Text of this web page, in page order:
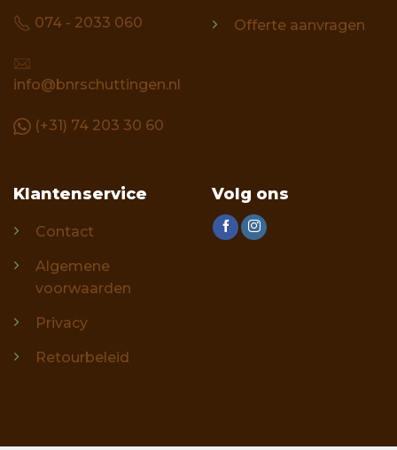
074 - 2033 060
info@bnrschuttingen.nl
(+31) 74 203 30 60
Offerte aanvragen
Klantenservice
Contact
Algemene
voorwaarden
Privacy
Retourbeleid
Volg ons